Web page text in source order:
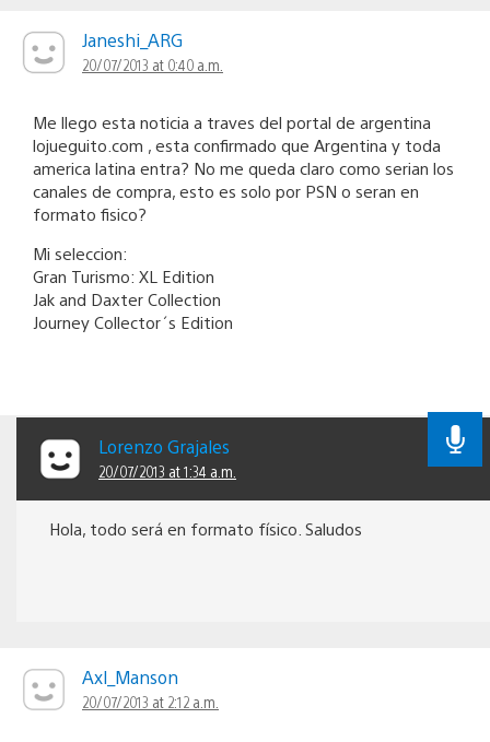
Janeshi_ARG
20/07/2013 at 0:40 a.m.
Me llego esta noticia a traves del portal de argentina
lojueguito.com , esta confirmado que Argentina y toda
america latina entra? No me queda claro como serian los
canales de compra, esto es solo por PSN o seran en
formato fisico?
Mi seleccion:
Gran Turismo: XL Edition
Jak and Daxter Collection
Journey Collector´s Edition
Lorenzo Grajales
20/07/2013 at 1:34 a.m.
Hola, todo será en formato físico. Saludos
Axl_Manson
20/07/2013 at 2:12 a.m.